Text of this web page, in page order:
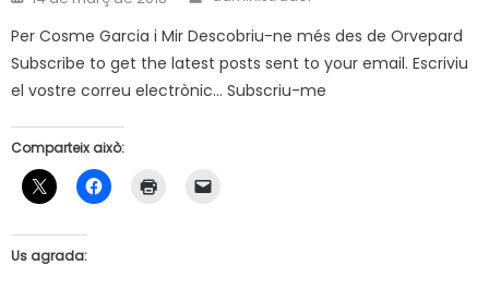
on
Per Cosme Garcia i Mir Descobriu-ne més des de Orvepard
Subscribe to get the latest posts sent to your email. Escriviu
el vostre correu electrònic… Subscriu-me
Comparteix això:
Us agrada: